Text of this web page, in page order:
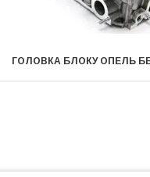
ГОЛОВКА БЛОКУ ОПЕЛЬ